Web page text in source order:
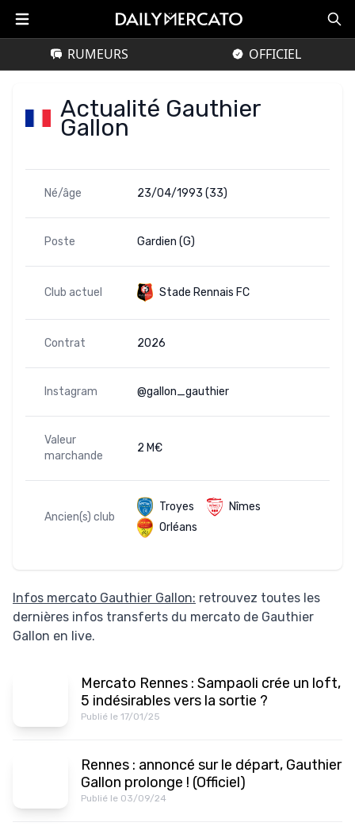
RUMEURS OFFICIEL
Actualité Gauthier
Gallon
Né/âge 23/04/1993 (33)
Poste Gardien (G)
Club actuel Stade Rennais FC
Contrat 2026
Instagram @gallon_gauthier
Valeur
marchande
2 M€
Ancien(s) club
Troyes
Nîmes
Orléans
Infos mercato Gauthier Gallon: retrouvez toutes les
dernières infos transferts du mercato de Gauthier
Gallon en live.
Mercato Rennes : Sampaoli crée un loft,
5 indésirables vers la sortie ?
Publié le 17/01/25
Rennes : annoncé sur le départ, Gauthier
Gallon prolonge ! (Officiel)
Publié le 03/09/24